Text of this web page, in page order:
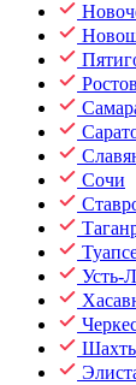
Сочи
Усть-